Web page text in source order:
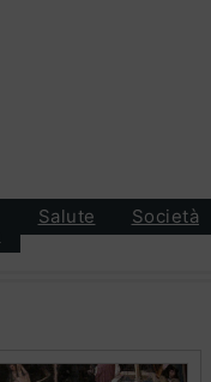
Salute Società